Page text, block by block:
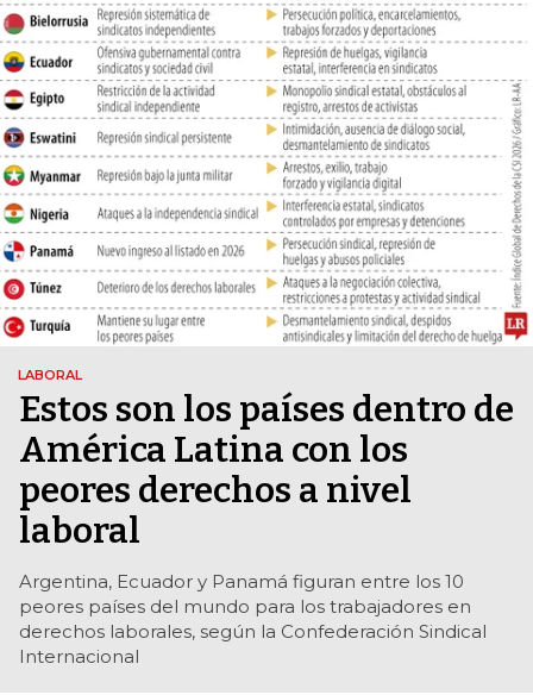
LABORAL
Estos son los países dentro de
América Latina con los
peores derechos a nivel
laboral
Argentina, Ecuador y Panamá figuran entre los 10
peores países del mundo para los trabajadores en
derechos laborales, según la Confederación Sindical
Internacional